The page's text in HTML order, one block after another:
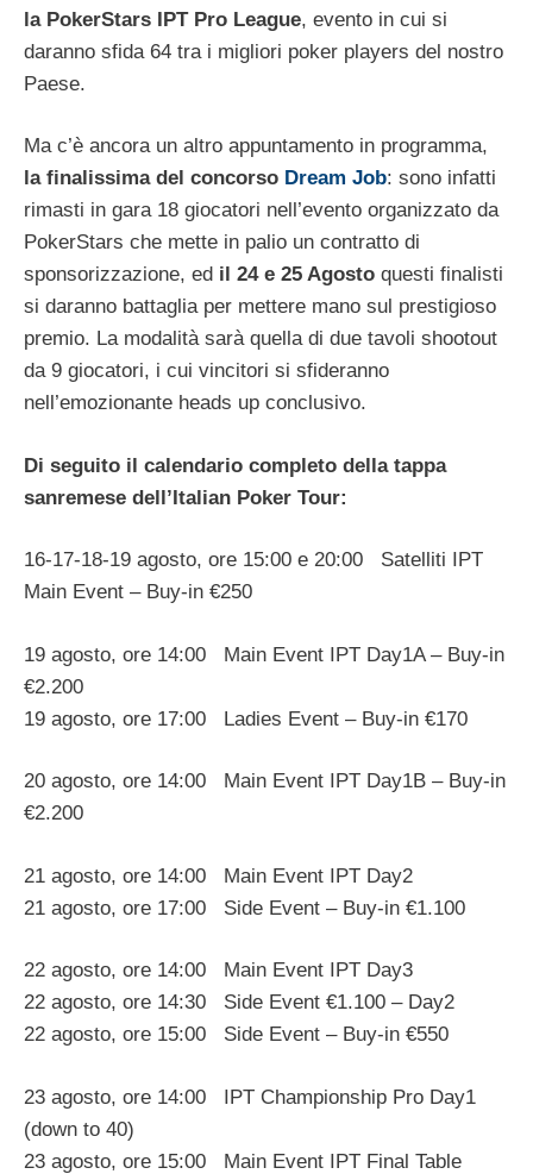
la PokerStars IPT Pro League, evento in cui si
daranno sfida 64 tra i migliori poker players del nostro
Paese.
Ma c’è ancora un altro appuntamento in programma,
la finalissima del concorso Dream Job: sono infatti
rimasti in gara 18 giocatori nell’evento organizzato da
PokerStars che mette in palio un contratto di
sponsorizzazione, ed il 24 e 25 Agosto questi finalisti
si daranno battaglia per mettere mano sul prestigioso
premio. La modalità sarà quella di due tavoli shootout
da 9 giocatori, i cui vincitori si sfideranno
nell’emozionante heads up conclusivo.
Di seguito il calendario completo della tappa
sanremese dell’Italian Poker Tour:
16-17-18-19 agosto, ore 15:00 e 20:00 Satelliti IPT
Main Event – Buy-in €250
19 agosto, ore 14:00 Main Event IPT Day1A – Buy-in
€2.200
19 agosto, ore 17:00 Ladies Event – Buy-in €170
20 agosto, ore 14:00 Main Event IPT Day1B – Buy-in
€2.200
21 agosto, ore 14:00 Main Event IPT Day2
21 agosto, ore 17:00 Side Event – Buy-in €1.100
22 agosto, ore 14:00 Main Event IPT Day3
22 agosto, ore 14:30 Side Event €1.100 – Day2
22 agosto, ore 15:00 Side Event – Buy-in €550
23 agosto, ore 14:00 IPT Championship Pro Day1
(down to 40)
23 agosto, ore 15:00 Main Event IPT Final Table